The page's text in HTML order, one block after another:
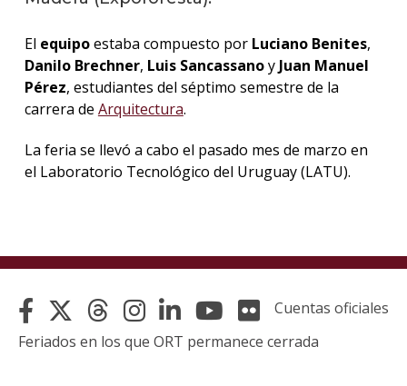
El equipoestaba compuesto por Luciano Benites,
Danilo Brechner, Luis Sancassanoy Juan Manuel
Pérez, estudiantes del séptimo semestre de la
carrera de Arquitectura.
La feria se llevó a cabo el pasado mes de marzo en
el Laboratorio Tecnológico del Uruguay (LATU).
Cuentas oficiales
Feriados en los que ORT permanece cerrada